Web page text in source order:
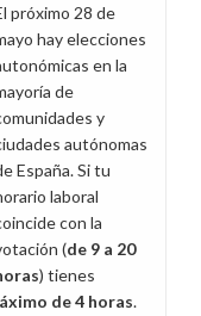
próximo 28 de
hay elecciones
en la
de
y
autónomas
España. Si tu
laboral
con la
(de 9 a 20
) tienes
de 4 horas.